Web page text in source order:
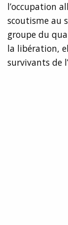
l’occupation
scoutisme au
groupe du
la libération,
survivants de